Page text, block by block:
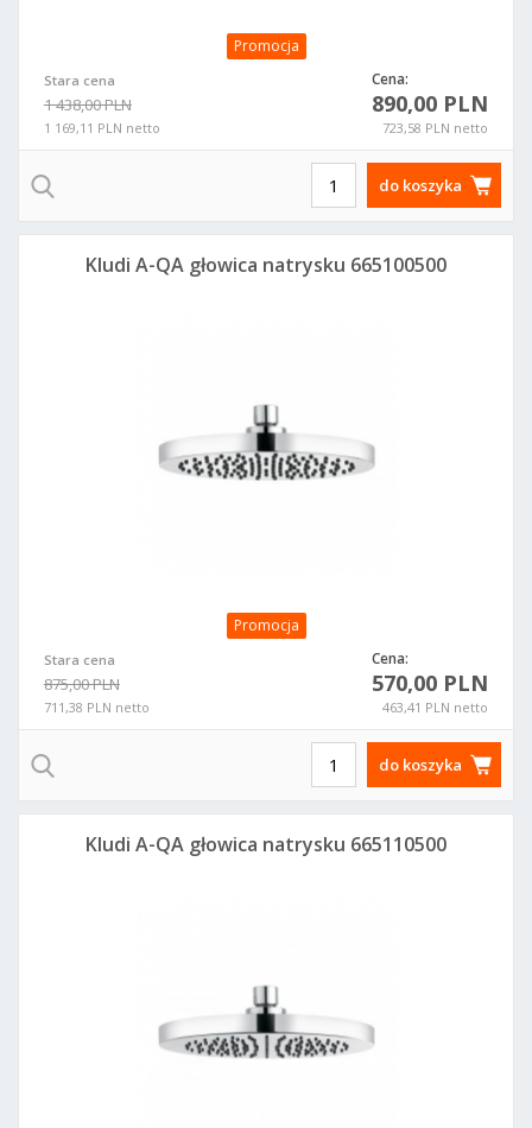
Promocja
Stara cena
1 438,00 PLN
1 169,11 PLN netto
Cena:
890,00 PLN
723,58 PLN netto
do koszyka
Promocja
Stara cena
875,00 PLN
711,38 PLN netto
Cena:
570,00 PLN
463,41 PLN netto
Kludi A-QA głowica natrysku 665100500
do koszyka
Kludi A-QA głowica natrysku 665110500